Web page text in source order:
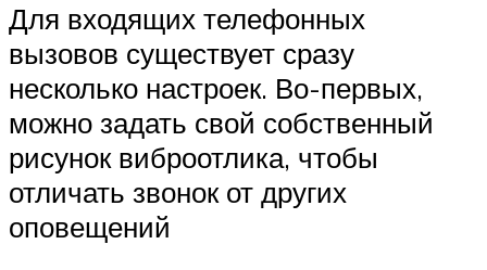
Для входящих телефонных
вызовов существует сразу
несколько настроек. Во-первых,
можно задать свой собственный
рисунок виброотлика, чтобы
отличать звонок от других
оповещений